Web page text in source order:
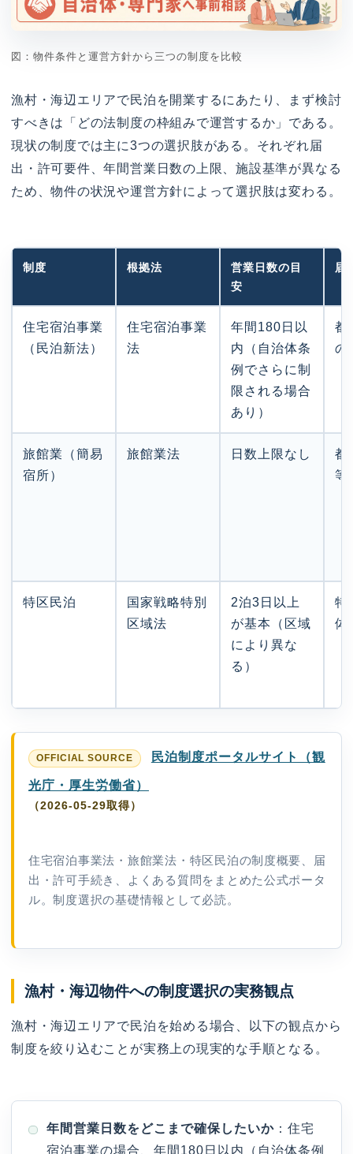
図：物件条件と運営方針から三つの制度を比較
漁村・海辺エリアで民泊を開業するにあたり、まず検討
すべきは「どの法制度の枠組みで運営するか」である。
現状の制度では主に3つの選択肢がある。それぞれ届
出・許可要件、年間営業日数の上限、施設基準が異なる
ため、物件の状況や運営方針によって選択肢は変わる。
制度 根拠法
営業日数の目
安
届
住宅宿泊事業
（民泊新法）
住宅宿泊事業
法
年間180日以
内（自治体条
例でさらに制
限される場合
あり）
都
の
旅館業（簡易
宿所）
旅館業法 日数上限なし
都
等
特区民泊
国家戦略特別
区域法
2泊3日以上
が基本（区域
により異な
る）
特
体
民泊制度ポータルサイト（観
光庁・厚生労働省）
（2026-05-29取得）
住宅宿泊事業法・旅館業法・特区民泊の制度概要、届
出・許可手続き、よくある質問をまとめた公式ポータ
ル。制度選択の基礎情報として必読。
漁村・海辺物件への制度選択の実務観点
漁村・海辺エリアで民泊を始める場合、以下の観点から
制度を絞り込むことが実務上の現実的な手順となる。
年間営業日数をどこまで確保したいか ：住宅
宿泊事業の場合、年間180日以内（自治体条例